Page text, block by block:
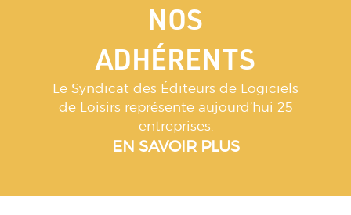
NOS
ADHÉRENTS
Le Syndicat des Éditeurs de Logiciels
de Loisirs représente aujourd’hui 25
entreprises.
EN SAVOIR PLUS